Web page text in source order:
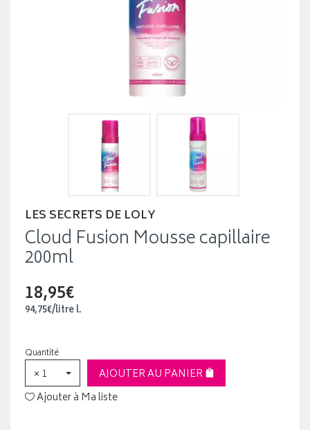
LES SECRETS DE LOLY
Cloud Fusion Mousse capillaire
200ml
18,95€
94,75€/litrel.
Quantité
× 1
AJOUTER AU PANIER
Ajouter à Ma liste